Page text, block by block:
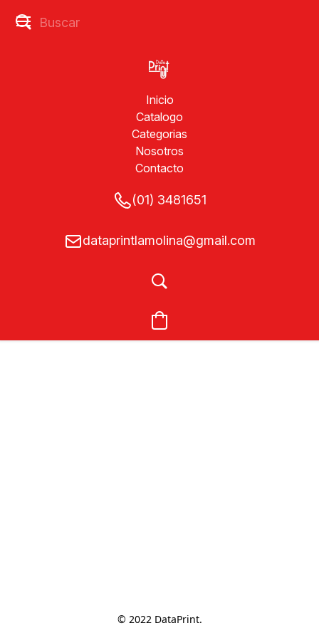
Inicio
Catalogo
Categorias
Nosotros
Contacto
(01) 3481651
dataprintlamolina@gmail.com
© 2022 DataPrint.